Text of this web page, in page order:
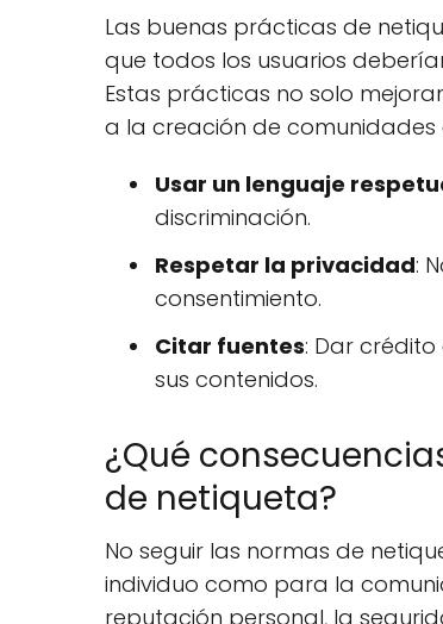
Las buenas prácticas de
que todos los usuarios
Estas prácticas no solo
a la creación de comunidades
Usar un lenguaje
discriminación.
Respetar la privacidad:
consentimiento.
Citar fuentes: Dar
sus contenidos.
¿Qué
de netiqueta?
No seguir las normas de
individuo como para la
reputación personal, la